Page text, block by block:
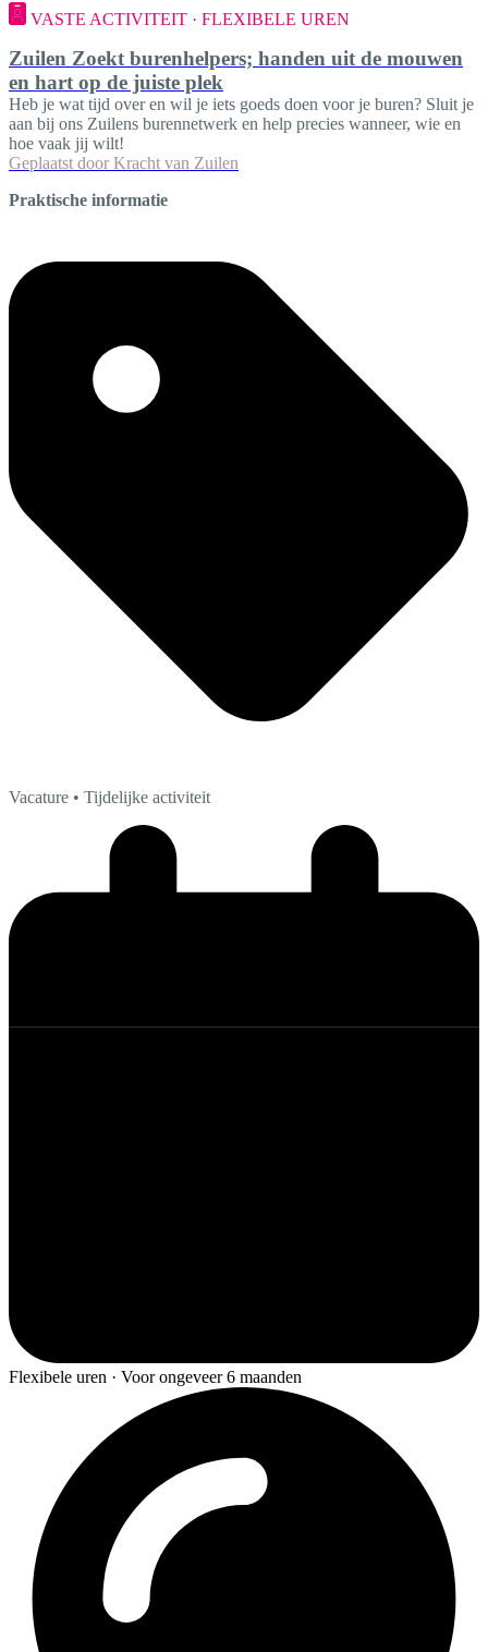
VASTE ACTIVITEIT · FLEXIBELE UREN
Zuilen Zoekt burenhelpers; handen uit de mouwen
en hart op de juiste plek
Heb je wat tijd over en wil je iets goeds doen voor je buren? Sluit je
aan bij ons Zuilens burennetwerk en help precies wanneer, wie en
hoe vaak jij wilt!
Geplaatst door Kracht van Zuilen
Praktische informatie
Vacature • Tijdelijke activiteit
Flexibele uren · Voor ongeveer 6 maanden